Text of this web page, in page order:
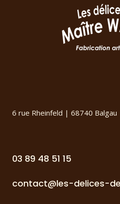
6 rue Rheinfeld | 68740 Balgau
03 89 48 51 15
contact@les-delices-